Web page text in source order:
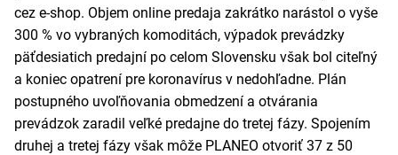
cez e-shop. Objem online predaja zakrátko narástol o vyše
300 % vo vybraných komoditách, výpadok prevádzky
päťdesiatich predajní po celom Slovensku však bol citeľný
a koniec opatrení pre koronavírus v nedohľadne. Plán
postupného uvoľňovania obmedzení a otvárania
prevádzok zaradil veľké predajne do tretej fázy. Spojením
druhej a tretej fázy však môže PLANEO otvoriť 37 z 50